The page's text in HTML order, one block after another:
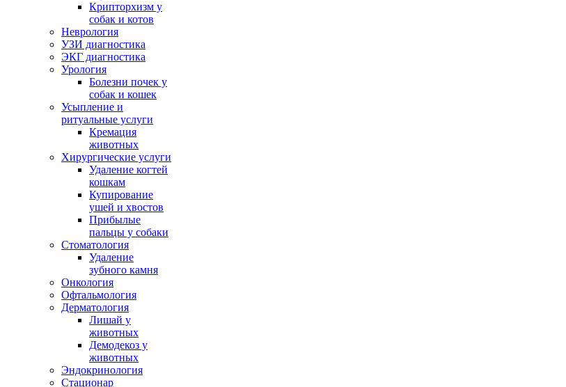
Крипторхизм у
собак и котов
Неврология
УЗИ диагностика
ЭКГ диагностика
Урология
Болезни почек у
собак и кошек
Усыпление и
ритуальные услуги
Кремация
животных
Хирургические услуги
Удаление когтей
кошкам
Купирование
ушей и хвостов
Прибылые
пальцы у собаки
Стоматология
Удаление
зубного камня
Онкология
Офтальмология
Дерматология
Лишай у
животных
Демодекоз у
животных
Эндокринология
Стационар